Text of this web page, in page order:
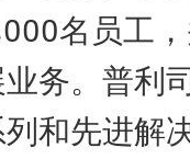
名员工
务。普利
和先进解